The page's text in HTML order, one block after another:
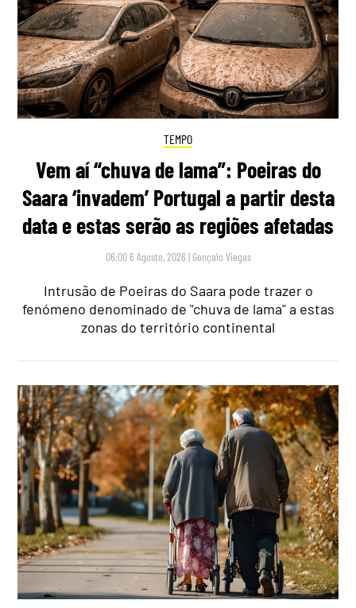
TEMPO
Vem aí “chuva de lama”: Poeiras do
Saara ‘invadem’ Portugal a partir desta
data e estas serão as regiões afetadas
06:00 6 Agosto, 2026 | Gonçalo Viegas
Intrusão de Poeiras do Saara pode trazer o
fenómeno denominado de "chuva de lama" a estas
zonas do território continental